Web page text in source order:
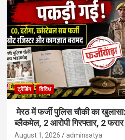
ट्रेंडिंग विविध
मेरठ में फर्जी पुलिस चौकी का
ब्लैकमेल, 2 आरोपी गिरफ्तार, 2 फरार
August 1, 2026 adminsatya